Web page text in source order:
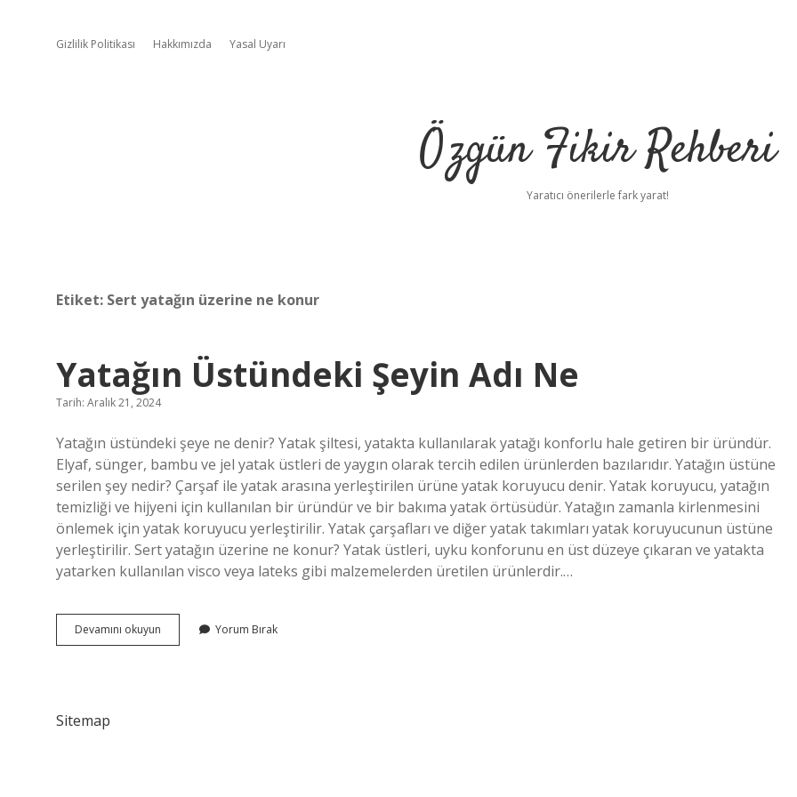
Gizlilik Politikası Hakkımızda Yasal Uyarı
Özgün Fikir Rehberi
Yaratıcı önerilerle fark yarat!
Etiket: Sert yatağın üzerine ne konur
Yatağın Üstündeki Şeyin Adı Ne
Tarih: Aralık 21, 2024
Yatağın üstündeki şeye ne denir? Yatak şiltesi, yatakta kullanılarak yatağı konforlu hale getiren bir üründür.
Elyaf, sünger, bambu ve jel yatak üstleri de yaygın olarak tercih edilen ürünlerden bazılarıdır. Yatağın üstüne
serilen şey nedir? Çarşaf ile yatak arasına yerleştirilen ürüne yatak koruyucu denir. Yatak koruyucu, yatağın
temizliği ve hijyeni için kullanılan bir üründür ve bir bakıma yatak örtüsüdür. Yatağın zamanla kirlenmesini
önlemek için yatak koruyucu yerleştirilir. Yatak çarşafları ve diğer yatak takımları yatak koruyucunun üstüne
yerleştirilir. Sert yatağın üzerine ne konur? Yatak üstleri, uyku konforunu en üst düzeye çıkaran ve yatakta
yatarken kullanılan visco veya lateks gibi malzemelerden üretilen ürünlerdir.…
Devamını okuyun
Üstündeki
Yorum Bırak
Sitemap